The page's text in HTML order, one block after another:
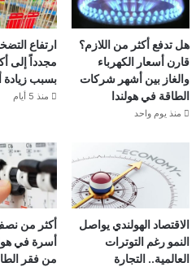
هل تدفع أكثر من اللازم؟
قارن أسعار الكهرباء
والغاز بين أشهر شركات
الطاقة في هولندا
منذ يوم واحد
ارتفاع
بسبب زيادة
منذ 5 أيام
الاقتصاد الهولندي يواصل
النمو رغم التوترات
العالمية.. التجارة
أكثر من
أسرة في
من فقر